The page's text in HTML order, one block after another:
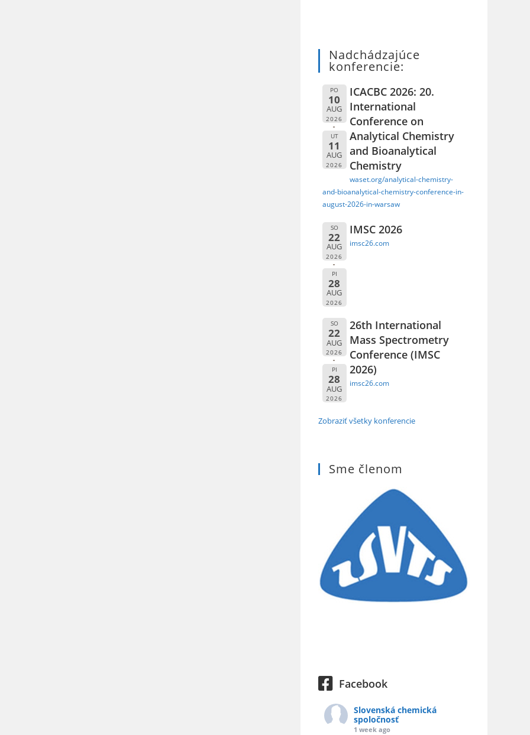
Nadchádzajúce
konferencie:
PO
10
AUG
2026
UT
11
AUG
2026
ICACBC 2026: 20.
International
Conference on
Analytical Chemistry
and Bioanalytical
Chemistry
waset.org/analytical-chemistry-
and-bioanalytical-chemistry-conference-in-
august-2026-in-warsaw
SO
22
AUG
2026
PI
28
AUG
2026
IMSC 2026
imsc26.com
SO
22
AUG
2026
PI
28
AUG
2026
26th International
Mass Spectrometry
Conference (IMSC
2026)
imsc26.com
Zobraziť všetky konferencie
Sme členom
Facebook
Slovenská chemická
spoločnosť
1 week ago